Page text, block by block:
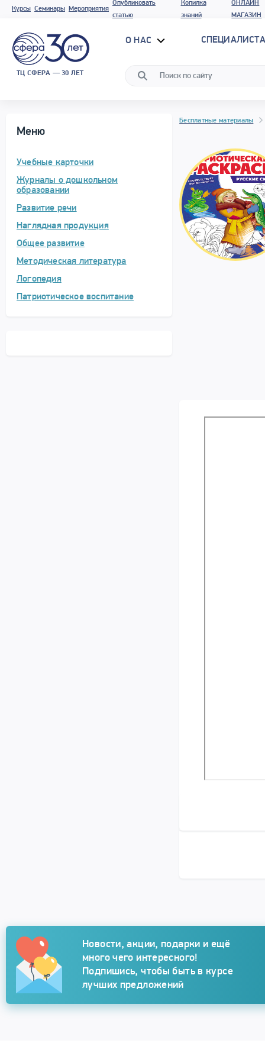
Курсы Семинары Мероприятия
Опубликовать
статью
Копилка
знаний
ОНЛАЙН
МАГАЗИН
ТЦ СФЕРА — 30 ЛЕТ
О НАС
Меню
Учебные карточки
Журналы о дошкольном
образовании
Развитие речи
Наглядная продукция
Общее развитие
Методическая литература
Логопедия
Патриотическое воспитание
Бесплатные материалы
Новости, акции, подарки и ещё
много чего интересного!
Подпишись, чтобы быть в курсе
лучших предложений